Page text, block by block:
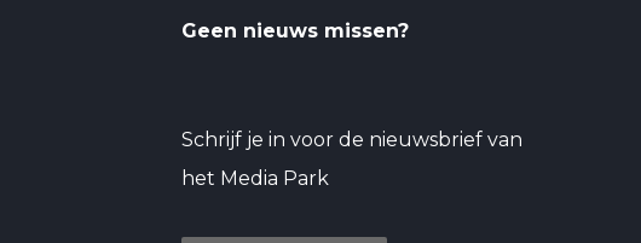
Geen nieuws missen?
Schrijf je in voor de nieuwsbrief van
het Media Park